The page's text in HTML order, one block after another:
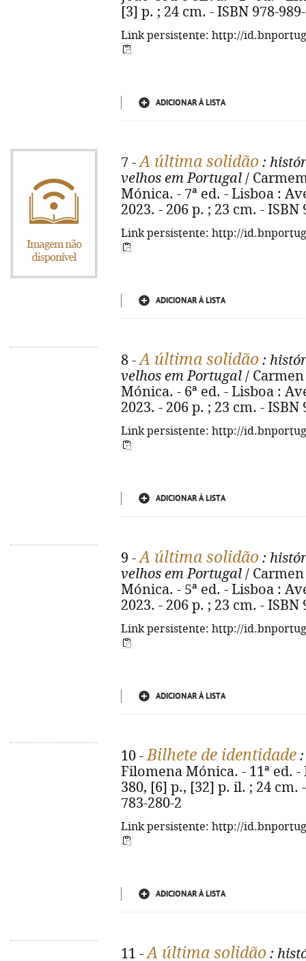
[3] p. ; 24 cm. - ISBN 978-
Link persistente: http://
ADICIONAR À LISTA
7 -A última solidão :
velhos em Portugal /
Mónica. - 7ª ed. - Lisboa :
2023. - 206 p. ; 23 cm. - ISBN
Link persistente: http://
ADICIONAR À LISTA
8 -A última solidão :
velhos em Portugal /
Mónica. - 6ª ed. - Lisboa :
2023. - 206 p. ; 23 cm. - ISBN
Link persistente: http://
ADICIONAR À LISTA
9 -A última solidão :
velhos em Portugal /
Mónica. - 5ª ed. - Lisboa :
2023. - 206 p. ; 23 cm. - ISBN
Link persistente: http://
ADICIONAR À LISTA
10 -Bilhete de identidade
Filomena Mónica. - 11ª ed.
380, [6] p., [32] p. il. ; 24 cm.
783-280-2
Link persistente: http://
ADICIONAR À LISTA
11 -A última solidão :